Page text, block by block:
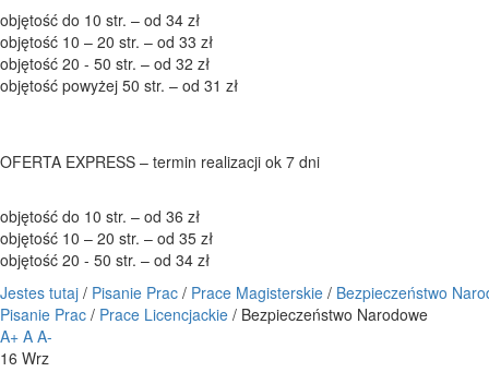
objętość do 10 str. – od 34 zł
objętość 10 – 20 str. – od 33 zł
objętość 20 - 50 str. – od 32 zł
objętość powyżej 50 str. – od 31 zł
OFERTA EXPRESS – termin realizacji ok 7 dni
objętość do 10 str. – od 36 zł
objętość 10 – 20 str. – od 35 zł
objętość 20 - 50 str. – od 34 zł
Jestes tutaj / Pisanie Prac / Prace Magisterskie / Bezpieczeństwo
Pisanie Prac / Prace Licencjackie / Bezpieczeństwo Narodowe
A+ A A-
16 Wrz